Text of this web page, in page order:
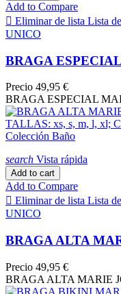
Add to Compare
 Eliminar de lista Lista
UNICO
BRAGA
Precio 49,95 €
BRAGA ESPECIAL
search Vista rápida
Add to cart
Add to Compare
 Eliminar de lista Lista
UNICO
BRAGA ALTA
Precio 49,95 €
BRAGA ALTA MARIE